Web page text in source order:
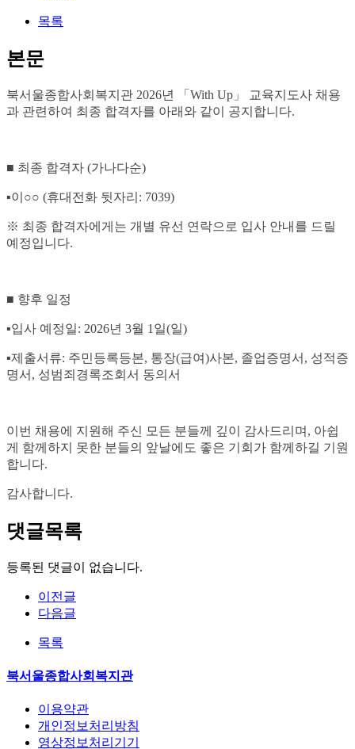
목록
본문
북서울종합사회복지관 2026년 「With Up」 교육지도사 채용
과 관련하여 최종 합격자를 아래와 같이 공지합니다.
■ 최종 합격자 (가나다순)
▪이 ○○ (휴대전화 뒷자리 : 7039)
※ 최종 합격자에게는 개별 유선 연락으로 입사 안내를 드릴
예정입니다.
■ 향후 일정
▪입사 예정일: 2026년 3월 1 일(일)
▪제출서류: 주민등록등본, 통장(급여)사본, 졸업증명서 , 성적증
명서 , 성범죄경록조회서 동의서
이번 채용에 지원해 주신 모든 분들께 깊이 감사드리며 , 아쉽
게 함께하지 못한 분들의 앞날에도 좋은 기회가 함께하길 기원
합니다.
감사합니다.
댓글목록
등록된 댓글이 없습니다.
이전글
다음글
목록
북서울종합사회복지관
이용약관
개인정보처리방침
영상정보처리기기